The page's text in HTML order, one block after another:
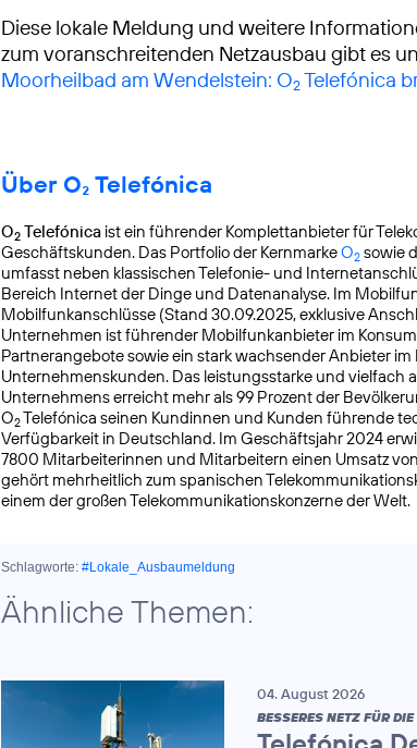
Diese lokale Meldung und weitere
zum voranschreitenden Netzausbau gibt es
Moorheilbad am Wendelstein: O2Telefónica
Über O₂ Telefónica
O2 Telefónica ist ein führender Komplettanbieter für
Geschäftskunden. Das Portfolio der KernmarkeO2 sowie
umfasst neben klassischen Telefonie- und
Bereich Internet der Dinge und Datenanalyse. Im
Mobilfunkanschlüsse (Stand 30.09.2025, exklusive
Unternehmen ist führender Mobilfunkanbieter im
Partnerangebote sowie ein stark wachsender Anbieter
Unternehmenskunden. Das leistungsstarke und vielfach
Unternehmens erreicht mehr als 99 Prozent der
O2Telefónica seinen Kundinnen und Kunden führende
Verfügbarkeit in Deutschland. Im Geschäftsjahr 2024
7800 Mitarbeiterinnen und Mitarbeitern einen Umsatz
gehört mehrheitlich zum spanischen
einem der großen Telekommunikationskonzerne der Welt.
Schlagworte: #Lokale_Ausbaumeldung
Ähnliche Themen:
04. August 2026
BESSERES NETZ FÜR